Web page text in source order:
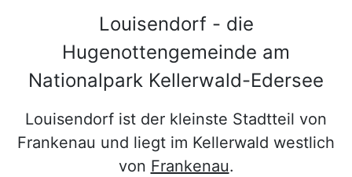
Louisendorf - die
Hugenottengemeinde am
Nationalpark Kellerwald-Edersee
Louisendorf ist der kleinste Stadtteil von
Frankenau und liegt im Kellerwald westlich
von Frankenau.